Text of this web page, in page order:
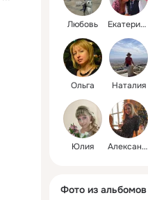
Любовь Екатерина
Ольга Наталия
Юлия Александра
Фото из альбомов